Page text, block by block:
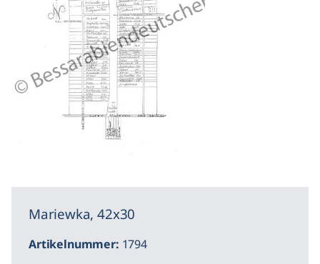
Mariewka, 42x30
Artikelnummer: 1794